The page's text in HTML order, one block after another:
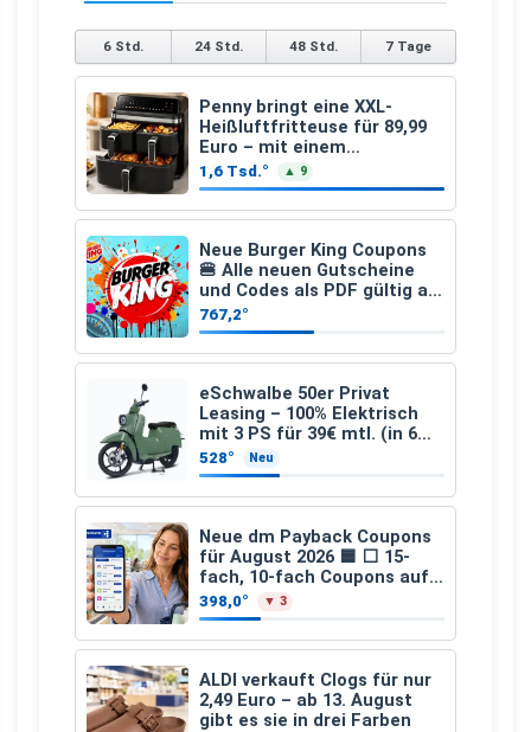
6 Std. 24 Std. 48 Std. 7 Tage
Penny bringt eine XXL-
Heißluftfritteuse für 89,99
Euro – mit einem
besonderen Vorteil
1,6 Tsd.° ▲ 9
Neue Burger King Coupons
🍔 Alle neuen Gutscheine
und Codes als PDF gültig ab
25.07.2026 bis 04.09.2026
767,2°
eSchwalbe 50er Privat
Leasing – 100% Elektrisch
mit 3 PS für 39€ mtl. (in 6
schicken Farben LF: 0.43, 36
Monate, Bereitstellung:
159,00 €, 2.500 km/Jahr)
528° Neu
Neue dm Payback Coupons
für August 2026 🟦 ⬜ 15-
fach, 10-fach Coupons auf
den gesamten Einkauf ab 2
€
398,0° ▼ 3
ALDI verkauft Clogs für nur
2,49 Euro – ab 13. August
gibt es sie in drei Farben